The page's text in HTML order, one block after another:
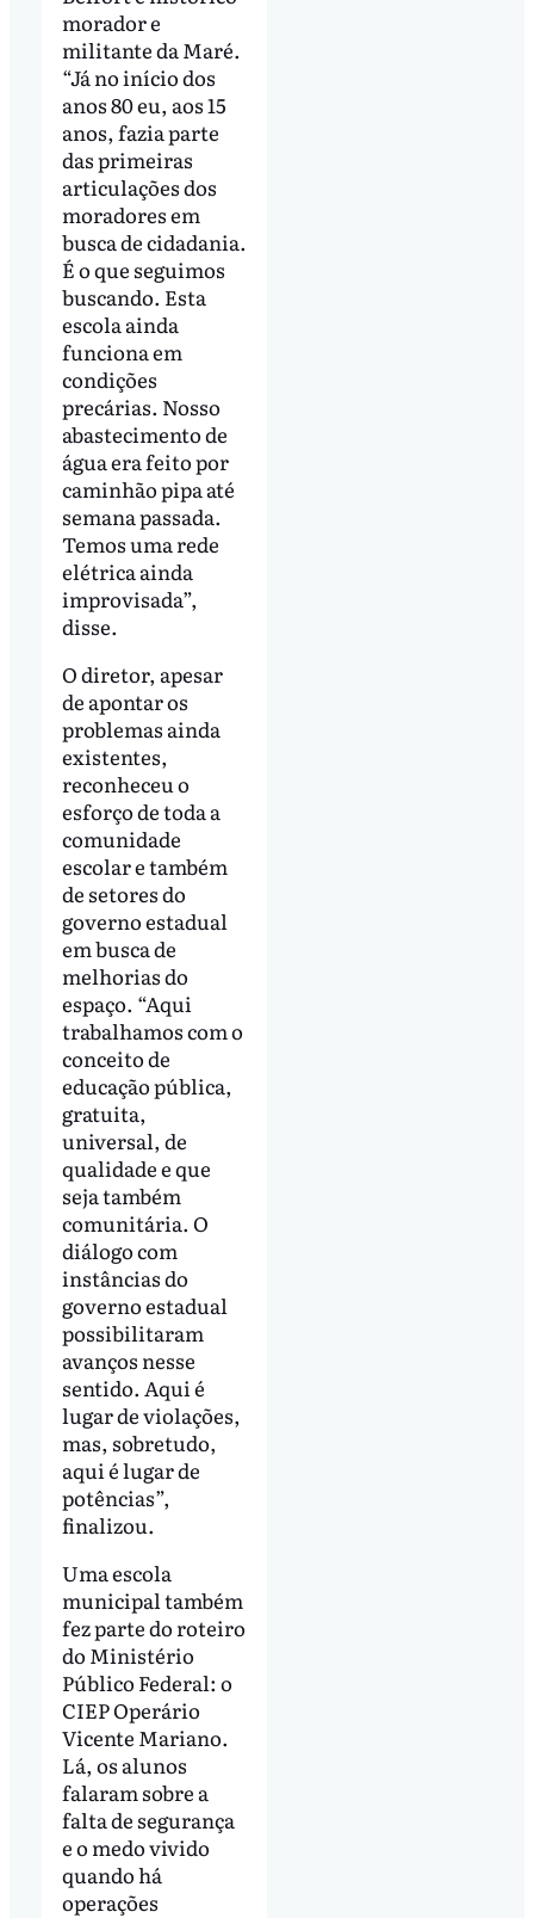
morador e
militante da Maré.
“Já no início dos
anos 80 eu, aos 15
anos, fazia parte
das primeiras
articulações dos
moradores em
busca de cidadania.
É o que seguimos
buscando. Esta
escola ainda
funciona em
condições
precárias. Nosso
abastecimento de
água era feito por
caminhão pipa até
semana passada.
Temos uma rede
elétrica ainda
improvisada”,
disse.
O diretor, apesar
de apontar os
problemas ainda
existentes,
reconheceu o
esforço de toda a
comunidade
escolar e também
de setores do
governo estadual
em busca de
melhorias do
espaço. “Aqui
trabalhamos com o
conceito de
educação pública,
gratuita,
universal, de
qualidade e que
seja também
comunitária. O
diálogo com
instâncias do
governo estadual
possibilitaram
avanços nesse
sentido. Aqui é
lugar de violações,
mas, sobretudo,
aqui é lugar de
potências”,
finalizou.
Uma escola
municipal também
fez parte do roteiro
do Ministério
Público Federal: o
CIEP Operário
Vicente Mariano.
Lá, os alunos
falaram sobre a
falta de segurança
e o medo vivido
quando há
operações